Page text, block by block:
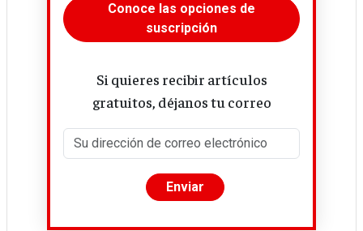
Conoce las opciones de
suscripción
Si quieres recibir artículos
gratuitos, déjanos tu correo